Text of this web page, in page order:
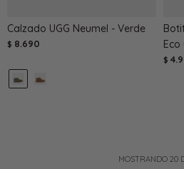
Calzado UGG Neumel - Verde
$ 8.690
$
MOSTRANDO 20